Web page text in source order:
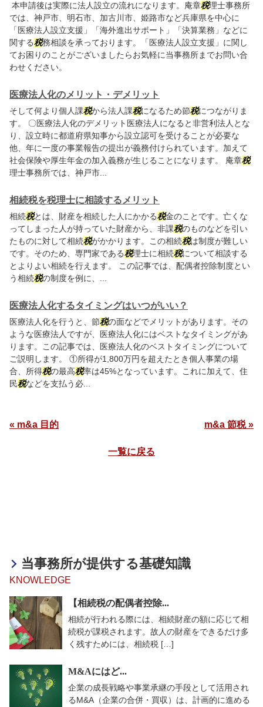
本申請後は実際に法人設立の流れになります。庵章税理士事務所
では、神戸市、明石市、加古川市、姫路市など兵庫県を中心に
「医療法人設立支援」「海外進出サポート」「決算業務」などに
関する税務相談を承っております。「医療法人設立支援」に関し
てお困りのことがございましたらお気軽に当事務所までお問い合
わせください。
医療法人化のメリット・デメリット
そして何より個人課税から法人課税になるため節税につながりま
す。 〇医療法人化のデメリット医療法人になると非営利法人とな
り、設立時に都道府県知事から設立認可を受けることが必要な
他、年に一度の事業報告の提出が義務付けられています。加えて
社会保険や厚生年金の加入義務が生じることになります。 庵章税
理士事務所では、神戸市...
相続税を税理士に相談するメリット
相続税とは、財産を相続した人にかかる税金のことです。亡くな
ってしまった人が持っていた財産から、非課税のものなどを引い
たものに対して相続税がかかります。この相続税は制度が難しい
です。そのため、専門家である税理士に相続税について相談する
とよりよい相続を行えます。 この記事では、配偶者控除制度とい
う相続税の制度を例に、...
医療法人化するタイミングはいつがいい？
医療法人化を行うと、節税の面などでメリットがあります。その
ような医療法人ですが、医療法人化にはベストなタイミングがあ
ります。この記事では、医療法人化のベストタイミングについて
ご説明します。 ①所得が1,800万円を超えたとき個人事業の場
合、所得税の最高税率は45%となっています。これに加えて、住
民税などを支払う必...
« m&a 目的 m&a 節税 »
一覧に戻る
当事務所が提供する基礎知識
KNOWLEDGE
【相続税の配偶者控除...
相続が行われる際には、相続財産の額に応じて相
続税が課税されます。故人の財産をできるだけ多
く残すためには、相続税 […]
M&Aにはど...
企業の成長戦略や事業承継の手段として活用され
るM&A（企業の合併・買収）は、計画的に進める